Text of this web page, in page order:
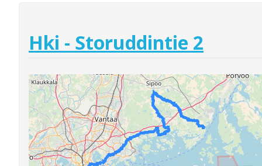
Hki - Storuddintie 2